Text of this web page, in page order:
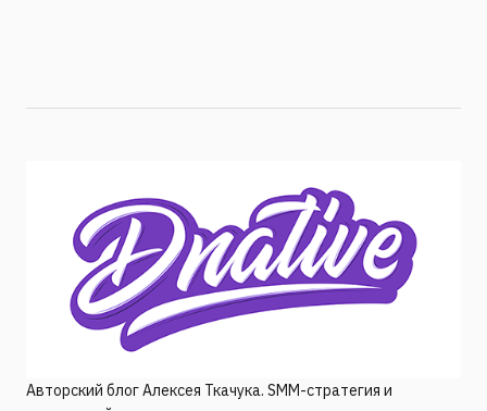
Авторский блог Алексея Ткачука. SMM-стратегия и